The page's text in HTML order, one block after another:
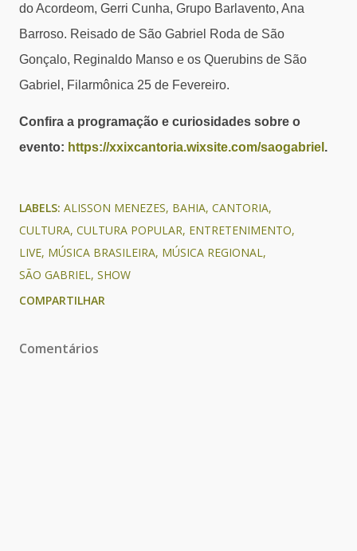
do Acordeom, Gerri Cunha, Grupo Barlavento, Ana
Barroso. Reisado de São Gabriel Roda de São
Gonçalo, Reginaldo Manso e os Querubins de São
Gabriel, Filarmônica 25 de Fevereiro.
Confira a programação e curiosidades sobre o
evento: https://xxixcantoria.wixsite.com/saogabriel .
LABELS: ALISSON MENEZES BAHIA CANTORIA
CULTURA CULTURA POPULAR ENTRETENIMENTO
LIVE MÚSICA BRASILEIRA MÚSICA REGIONAL
SÃO GABRIEL
SHOW
COMPARTILHAR
Comentários